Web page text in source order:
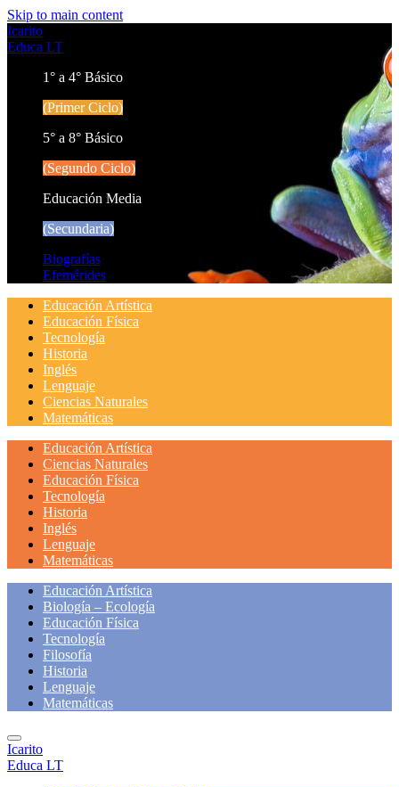
Skip to main content
Icarito
Educa LT
1° a 4° Básico
(Primer Ciclo)
5° a 8° Básico
(Segundo Ciclo)
Educación Media
(Secundaria)
Biografías
Efemérides
Educación Artística
Educación Física
Tecnología
Historia
Inglés
Lenguaje
Ciencias Naturales
Matemáticas
Educación Artística
Ciencias Naturales
Educación Física
Tecnología
Historia
Inglés
Lenguaje
Matemáticas
Educación Artística
Biología – Ecología
Educación Física
Tecnología
Filosofía
Historia
Lenguaje
Matemáticas
Icarito
Educa LT